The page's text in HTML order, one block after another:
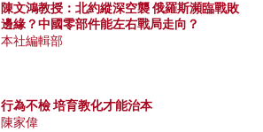
陳文鴻教授：北約縱深空襲 俄羅斯瀕臨戰敗
邊緣？中國零部件能左右戰局走向？
本社編輯部
行為不檢 培育教化才能治本
陳家偉